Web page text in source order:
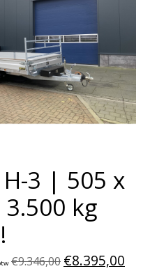
3 | 505 x
kg
€9.346,00 €8.395,00